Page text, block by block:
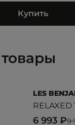
Купить
LES
RELAXED
9
6 993 ₽